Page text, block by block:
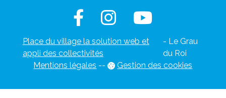
Place du village la solution web et
appli des collectivités
- Le Grau
du Roi
Mentions légales -- Gestion des cookies